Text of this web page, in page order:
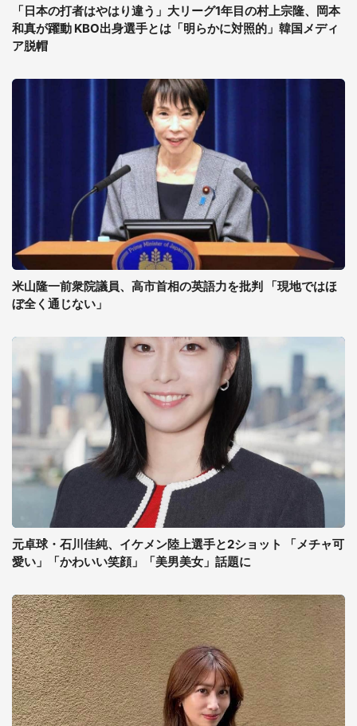
「日本の打者はやはり違う」大リーグ1年目の村上宗隆、岡本
和真が躍動 KBO出身選手とは「明らかに対照的」韓国メディ
ア脱帽
米山隆一前衆院議員、高市首相の英語力を批判 「現地ではほ
ぼ全く通じない」
元卓球・石川佳純、イケメン陸上選手と2ショット 「メチャ可
愛い」「かわいい笑顔」「美男美女」話題に